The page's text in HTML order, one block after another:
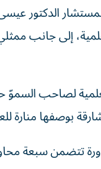
الدكتور
إلى جانب
لصاحب
بوصفها منارة
تتضمن سبعة